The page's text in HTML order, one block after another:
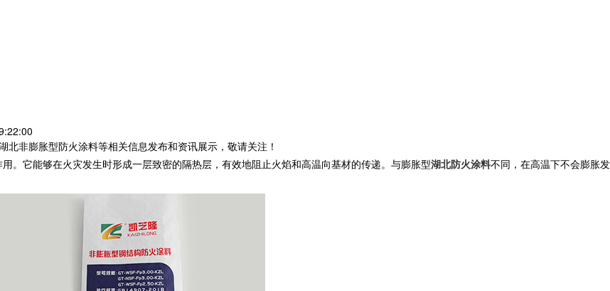
北非膨胀型防火涂料等相关信息发布和资讯展示，敬请关注！
。它能够在火灾发生时形成一层致密的隔热层，有效地阻止火焰和高温向基材的传递。与膨胀型湖北防火涂料不同，在高温下不会膨胀发